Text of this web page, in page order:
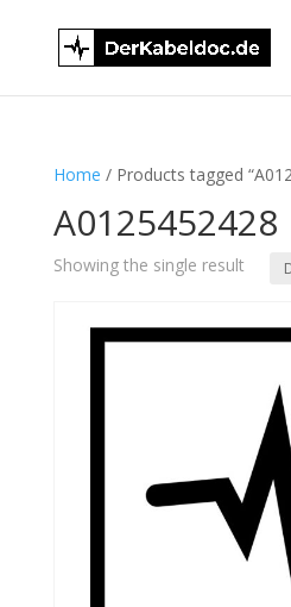
Home / Products tagged
A0125452428
Showing the single result